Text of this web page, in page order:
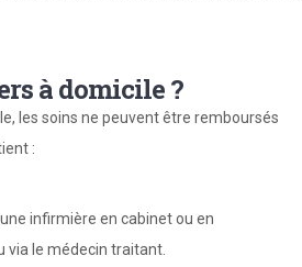
à domicile ?
les soins ne peuvent être remboursés
:
infirmière en cabinet ou en
via le médecin traitant.